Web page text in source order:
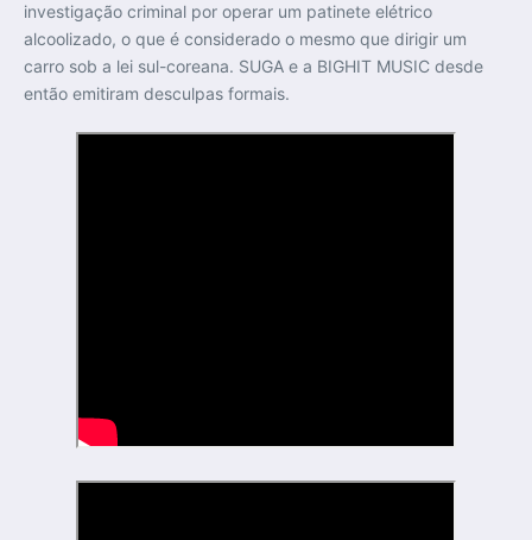
investigação criminal por operar um patinete elétrico
alcoolizado, o que é considerado o mesmo que dirigir um
carro sob a lei sul-coreana. SUGA e a BIGHIT MUSIC desde
então emitiram desculpas formais.